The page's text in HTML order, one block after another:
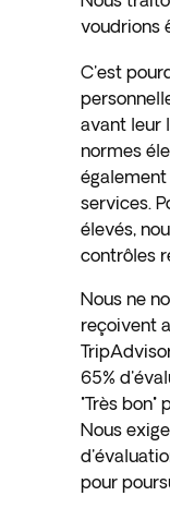
voudrions
C'est
avant leur
normes
services.
élevés,
contrôles
Nous ne
reçoivent
65%
"Très bon"
Nous
pour